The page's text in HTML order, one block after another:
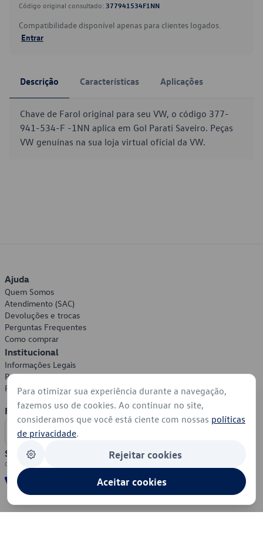
Código original consultado: 377941534F1NN
Compatibilidade disponível apenas para clientes logados.
Entrar
Descrição Características Aplicações
Chave de Farol original para seu VW, o código 377-
941-534-F -1NN aplica em Gol Parati Saveiro. Peças
VW genuínas na sua loja virtual oficial da VW.
Ajuda
Quem Somos
Atendimento (SAC)
Devoluções e trocas
Perguntas Frequentes
Como comprar
Institucional
Informações Legais
Política de Privacidade
Política de Cookies
Formas de Pagamento
Segurança
Para otimizar sua experiência durante a navegação,
fazemos uso de cookies. Ao continuar no site,
consideramos que você está ciente com nossas políticas
de privacidade.
Rejeitar cookies
Aceitar cookies